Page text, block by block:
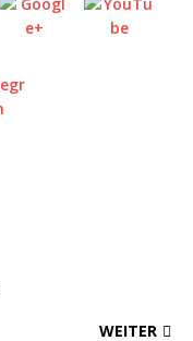
WEITER